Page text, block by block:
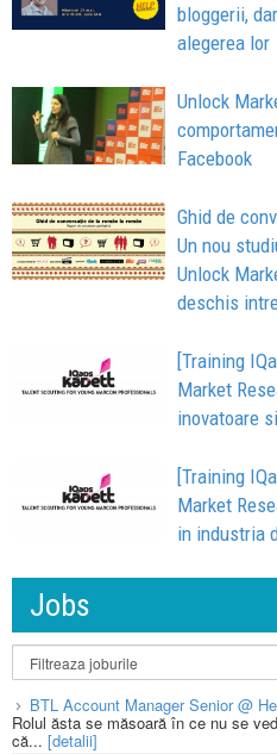
bloggerii,
alegerea lor
Unlock
Facebook
Ghid de
Un nou
Unlock
deschis
[Training
Market
inovatoare
[Training
Market
in industria
Jobs
BTL Account Manager Senior @
Rolul ăsta se măsoară în ce nu se
că... [detalii]